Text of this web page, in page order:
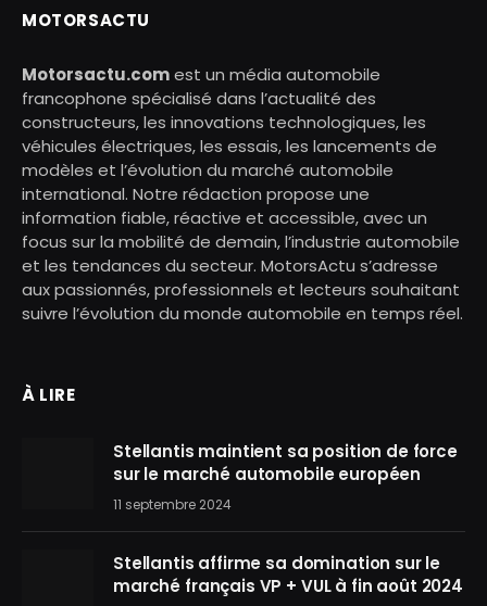
MOTORSACTU
Motorsactu.comest un média automobile
francophone spécialisé dans l’actualité des
constructeurs, les innovations technologiques, les
véhicules électriques, les essais, les lancements de
modèles et l’évolution du marché automobile
international. Notre rédaction propose une
information fiable, réactive et accessible, avec un
focus sur la mobilité de demain, l’industrie automobile
et les tendances du secteur. MotorsActu s’adresse
aux passionnés, professionnels et lecteurs souhaitant
suivre l’évolution du monde automobile en temps réel.
À LIRE
Stellantis maintient sa position de force
sur le marché automobile européen
11 septembre 2024
Stellantis affirme sa domination sur le
marché français VP + VUL à fin août 2024